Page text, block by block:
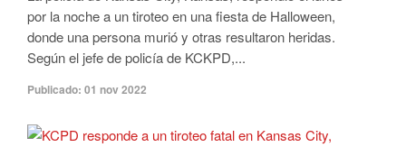
por la noche a un tiroteo en una fiesta de Halloween,
donde una persona murió y otras resultaron heridas.
Según el jefe de policía de KCKPD,...
Publicado: 01 nov 2022